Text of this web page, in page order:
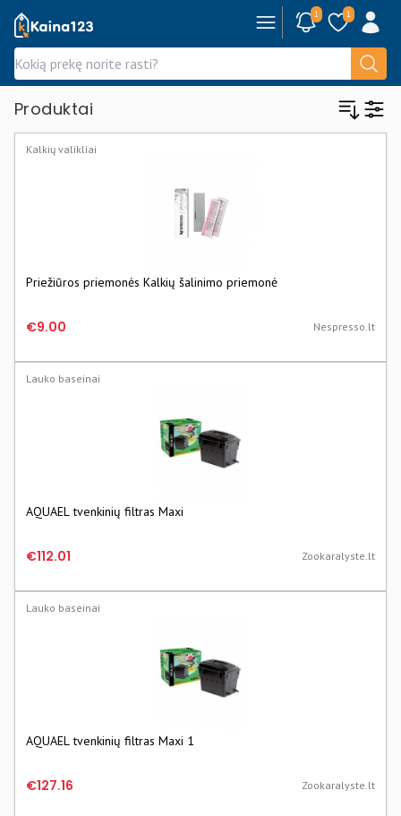
Kaina123.lt 1 1
Produktai
Kalkių valikliai
Priežiūros priemonės Kalkių šalinimo priemonė
€9.00 Nespresso.lt
Lauko baseinai
AQUAEL tvenkinių filtras Maxi
€112.01 Zookaralyste.lt
Lauko baseinai
AQUAEL tvenkinių filtras Maxi 1
€127.16 Zookaralyste.lt